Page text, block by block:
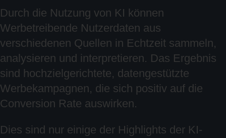
Durch die Nutzung von KI können
Werbetreibende Nutzerdaten aus
verschiedenen Quellen in Echtzeit sammeln,
analysieren und interpretieren. Das Ergebnis
sind hochzielgerichtete, datengestützte
Werbekampagnen, die sich positiv auf die
Conversion Rate auswirken.
Dies sind nur einige der Highlights der KI-